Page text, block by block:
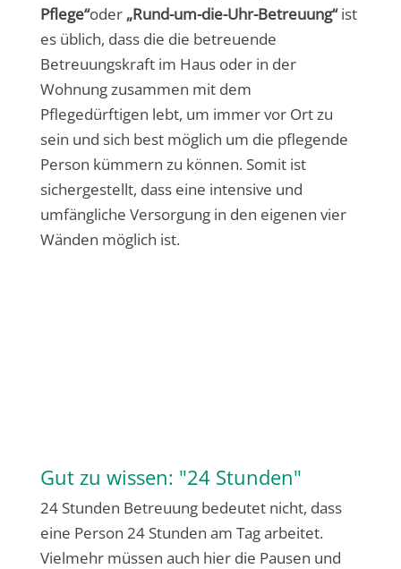
Pflege“oder „Rund-um-die-Uhr-Betreuung“ist
es üblich, dass die die betreuende
Betreuungskraft im Haus oder in der
Wohnung zusammen mit dem
Pflegedürftigen lebt, um immer vor Ort zu
sein und sich best möglich um die pflegende
Person kümmern zu können. Somit ist
sichergestellt, dass eine intensive und
umfängliche Versorgung in den eigenen vier
Wänden möglich ist.
Gut zu wissen: "24 Stunden"
24 Stunden Betreuung bedeutet nicht, dass
eine Person 24 Stunden am Tag arbeitet.
Vielmehr müssen auch hier die Pausen und